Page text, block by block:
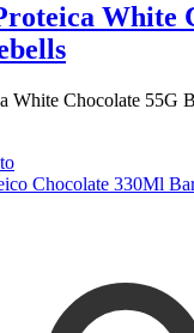
White
White Chocolate 55G